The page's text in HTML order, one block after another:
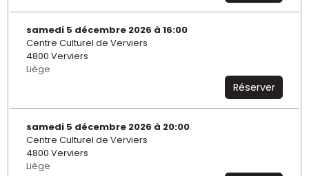
samedi 5 décembre 2026 à 16:00
Centre Culturel de Verviers
4800 Verviers
Liège
Réserver
samedi 5 décembre 2026 à 20:00
Centre Culturel de Verviers
4800 Verviers
Liège